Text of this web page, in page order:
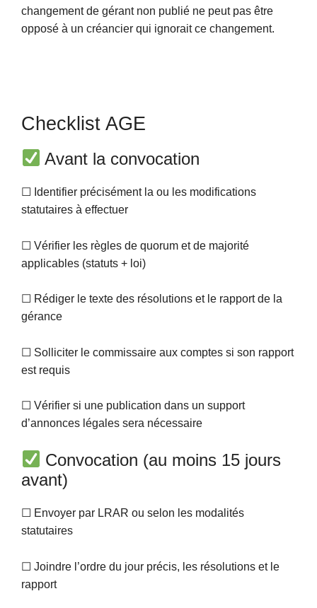
changement de gérant non publié ne peut pas être
opposé à un créancier qui ignorait ce changement.
Checklist AGE
Avant la convocation
☐ Identifier précisément la ou les modifications
statutaires à effectuer
☐ Vérifier les règles de quorum et de majorité
applicables (statuts + loi)
☐ Rédiger le texte des résolutions et le rapport de la
gérance
☐ Solliciter le commissaire aux comptes si son rapport
est requis
☐ Vérifier si une publication dans un support
d’annonces légales sera nécessaire
Convocation (au moins 15 jours
avant)
☐ Envoyer par LRAR ou selon les modalités
statutaires
☐ Joindre l’ordre du jour précis, les résolutions et le
rapport